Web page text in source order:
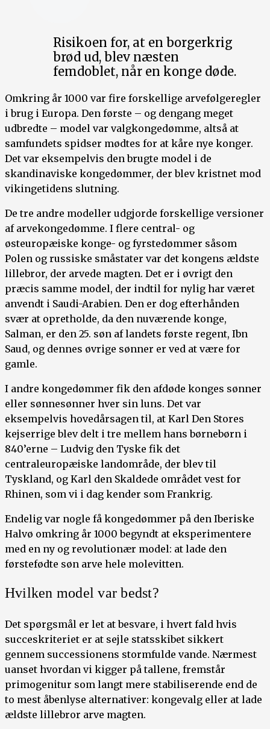
Risikoen for, at en borgerkrig
brød ud, blev næsten
femdoblet, når en konge døde.
Omkring år 1000 var fire forskellige arvefølgeregler
i brug i Europa. Den første – og dengang meget
udbredte – model var valgkongedømme, altså at
samfundets spidser mødtes for at kåre nye konger.
Det var eksempelvis den brugte model i de
skandinaviske kongedømmer, der blev kristnet mod
vikingetidens slutning.
De tre andre modeller udgjorde forskellige versioner
af arvekongedømme. I flere central- og
østeuropæiske konge- og fyrstedømmer såsom
Polen og russiske småstater var det kongens ældste
lillebror, der arvede magten. Det er i øvrigt den
præcis samme model, der indtil for nylig har været
anvendt i Saudi-Arabien. Den er dog efterhånden
svær at opretholde, da den nuværende konge,
Salman, er den 25. søn af landets første regent, Ibn
Saud, og dennes øvrige sønner er ved at være for
gamle.
I andre kongedømmer fik den afdøde konges sønner
eller sønnesønner hver sin luns. Det var
eksempelvis hovedårsagen til, at Karl Den Stores
kejserrige blev delt i tre mellem hans børnebørn i
840’erne – Ludvig den Tyske fik det
centraleuropæiske landområde, der blev til
Tyskland, og Karl den Skaldede området vest for
Rhinen, som vi i dag kender som Frankrig.
Endelig var nogle få kongedømmer på den Iberiske
Halvø omkring år 1000 begyndt at eksperimentere
med en ny og revolutionær model: at lade den
førstefødte søn arve hele molevitten.
Hvilken model var bedst?
Det spørgsmål er let at besvare, i hvert fald hvis
succeskriteriet er at sejle statsskibet sikkert
gennem successionens stormfulde vande. Nærmest
uanset hvordan vi kigger på tallene, fremstår
primogenitur som langt mere stabiliserende end de
to mest åbenlyse alternativer: kongevalg eller at lade
ældste lillebror arve magten.